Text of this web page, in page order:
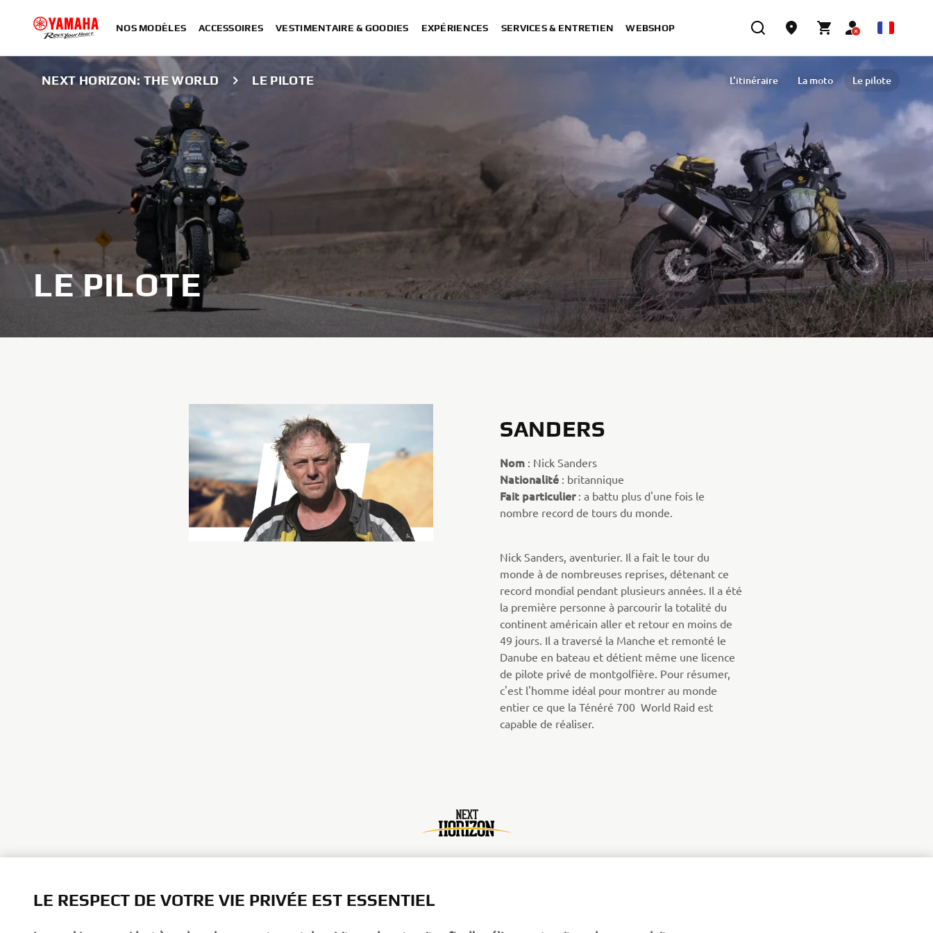
NOS MODÈLES ACCESSOIRES VESTIMENTAIRE & GOODIES EXPÉRIENCES SERVICES & ENTRETIEN WEBSHOP
NEXT HORIZON: THE WORLD LE PILOTE L'itinéraire La moto Le pilote
LE PILOTE
SANDERS
Nom : Nick Sanders
Nationalité : britannique
Fait particulier : a battu plus d'une fois le
nombre record de tours du monde.
Nick Sanders, aventurier. Il a fait le tour du
monde à de nombreuses reprises, détenant ce
record mondial pendant plusieurs années. Il a été
la première personne à parcourir la totalité du
continent américain aller et retour en moins de
49 jours. Il a traversé la Manche et remonté le
Danube en bateau et détient même une licence
de pilote privé de montgolfière. Pour résumer,
c'est l'homme idéal pour montrer au monde
entier ce que la Ténéré 700 World Raid est
capable de réaliser.
LE RESPECT DE VOTRE VIE PRIVÉE EST ESSENTIEL